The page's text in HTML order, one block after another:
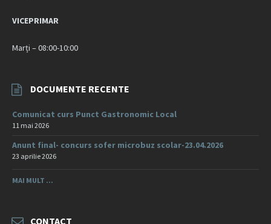
VICEPRIMAR
Marți – 08:00-10:00
DOCUMENTE RECENTE
Comunicat curs Punct Gastronomic Local
11 mai 2026
Anunt final- concurs sofer microbuz scolar-23.04.2026
23 aprilie 2026
MAI MULT ...
CONTACT